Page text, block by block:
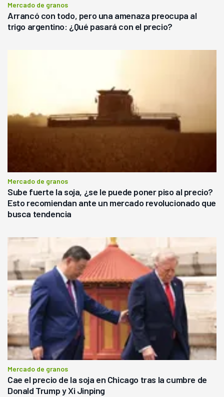
Mercado de granos
Arrancó con todo, pero una amenaza preocupa al
trigo argentino: ¿Qué pasará con el precio?
Mercado de granos
Sube fuerte la soja, ¿se le puede poner piso al precio?
Esto recomiendan ante un mercado revolucionado que
busca tendencia
Mercado de granos
Cae el precio de la soja en Chicago tras la cumbre de
Donald Trump y Xi Jinping